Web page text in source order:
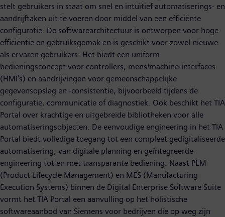
stelt gebruikers in staat om snel en intuïtief automatiserings- en
aandrijftaken uit te voeren door middel van een efficiënte
configuratie. De softwarearchitectuur is ontworpen voor hoge
efficiëntie en gebruiksgemak en is geschikt voor zowel nieuwe
als ervaren gebruikers. Het biedt een uniform
bedieningsconcept voor controllers, mens/machine-interfaces
(HMI's) en aandrijvingen voor gemeenschappelijke
gegevensopslag en -consistentie, bijvoorbeeld tijdens de
configuratie, communicatie of diagnostiek. Ook beschikt het TIA
Portal over krachtige en uitgebreide bibliotheken voor alle
automatiseringsobjecten. De eenvoudige engineering in het TIA
Portal biedt volledige toegang tot een compleet gedigitaliseerde
automatisering, van digitale planning en geïntegreerde
engineering tot en met transparante bediening. Naast PLM
(Product Lifecycle Management) en MES (Manufacturing
Execution Systems) binnen de Digital Enterprise Software Suite
vormt het TIA Portal een aanvulling op het holistische
softwareaanbod van Siemens voor bedrijven die op weg zijn